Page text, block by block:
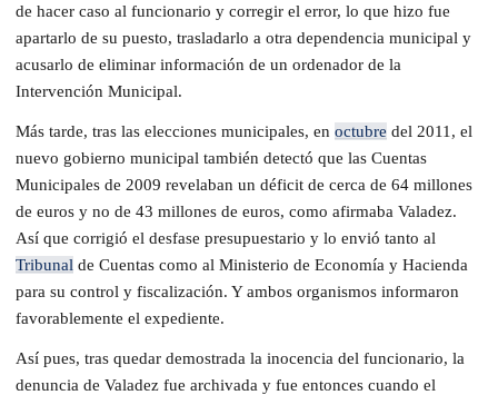
de hacer caso al funcionario y corregir el error, lo que hizo fue
apartarlo de su puesto, trasladarlo a otra dependencia municipal y
acusarlo de eliminar información de un ordenador de la
Intervención Municipal.
Más tarde, tras las elecciones municipales, en octubre del 2011, el
nuevo gobierno municipal también detectó que las Cuentas
Municipales de 2009 revelaban un déficit de cerca de 64 millones
de euros y no de 43 millones de euros, como afirmaba Valadez.
Así que corrigió el desfase presupuestario y lo envió tanto al
Tribunal de Cuentas como al Ministerio de Economía y Hacienda
para su control y fiscalización. Y ambos organismos informaron
favorablemente el expediente.
Así pues, tras quedar demostrada la inocencia del funcionario, la
denuncia de Valadez fue archivada y fue entonces cuando el